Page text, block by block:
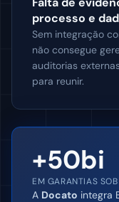
processo e
Sem integração
não consegue
auditorias
para reunir.
+50bi
EM GARANTIAS
A Docato integra